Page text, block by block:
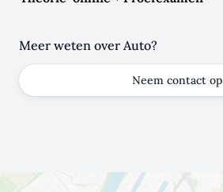
Meer weten over Auto?
Neem contact op